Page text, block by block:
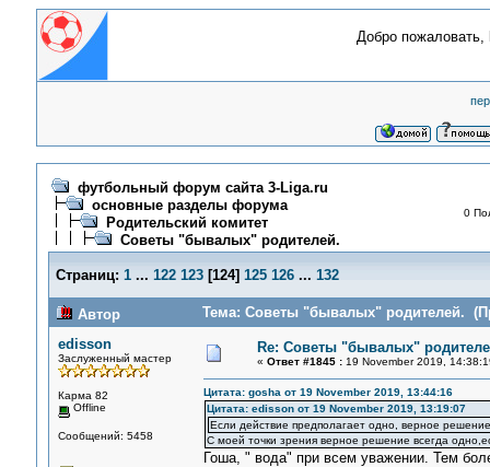
Добро пожаловать,
футбольный форум сайта 3-Liga.ru
основные разделы форума
Родительский комитет
Советы "бывалых" родителей.
0
Страниц: 1 ... 122 123[124] 125 126 ... 132
Автор
Тема: Советы "бывалых" родителей.
edisson
Заслуженный мастер
Карма 82
Offline
Сообщений: 5458
Re: Советы "бывалых"
« Ответ #1845 :19 November 2019,
Цитата: gosha от 19 November 2019, 13:44:16
Цитата: edisson от 19 November 2019, 13:19:07
Если действие предполагает одно, верное
С моей точки зрения верное решение всегда
Гоша, " вода" при всем уважении. Тем